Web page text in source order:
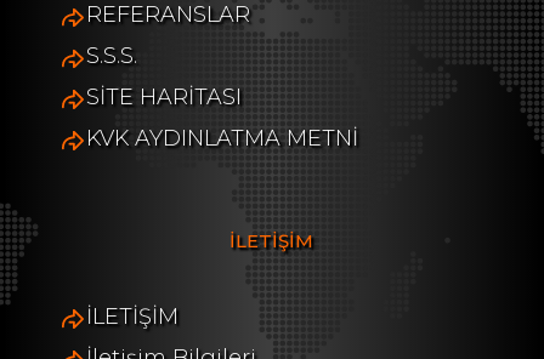
REFERANSLAR
S.S.S.
SİTE HARİTASI
KVK AYDINLATMA METNİ
İLETİŞİM
İLETİŞİM